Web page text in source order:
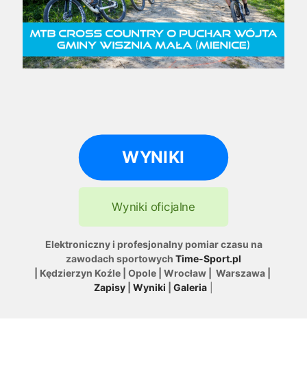
WYNIKI
Wyniki oficjalne
Elektroniczny i profesjonalny pomiar czasu na
zawodach sportowych Time-Sport.pl
| Kędzierzyn Koźle | Opole | Wrocław | Warszawa |
Zapisy
Wyniki Galeria